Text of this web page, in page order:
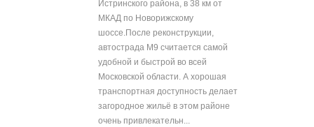
Истринского района, в 38 км от
МКАД по Новорижскому
шоссе.После реконструкции,
автострада М9 считается самой
удобной и быстрой во всей
Московской области. А хорошая
транспортная доступность делает
загородное жильё в этом районе
очень привлекательн...